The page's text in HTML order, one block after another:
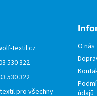
textil.cz
530 322
530 322
pro všechny
O nás
údajů